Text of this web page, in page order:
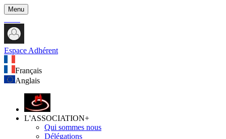
Menu
Espace Adhérent
Français
Anglais
L'ASSOCIATION+
Qui sommes nous
Délégations